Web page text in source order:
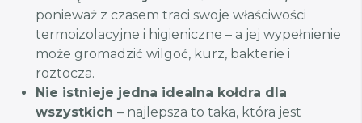
ponieważ z czasem traci swoje właściwości
termoizolacyjne i higieniczne – a jej wypełnienie
może gromadzić wilgoć, kurz, bakterie i
roztocza.
Nie istnieje jedna idealna kołdra dla
wszystkich – najlepsza to taka, która jest